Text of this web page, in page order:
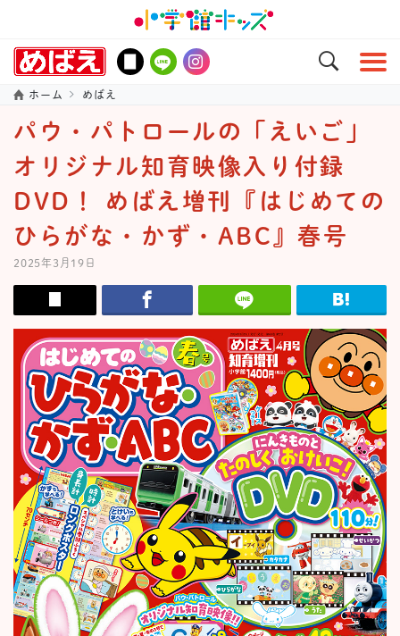
ホーム めばえ
パウ・パトロールの「えいご」
オリジナル知育映像入り付録
DVD！ めばえ増刊『はじめての
ひらがな・かず・ABC』春号
2025年3月19日